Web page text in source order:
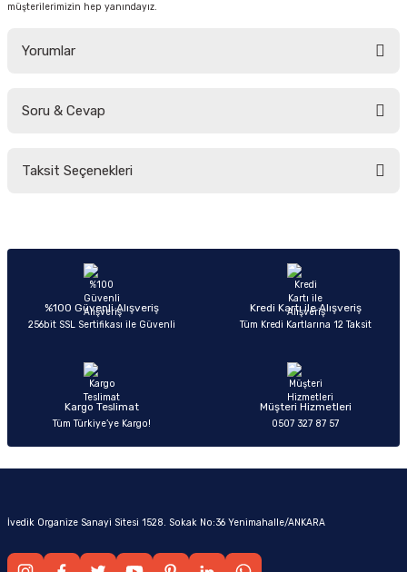
müşterilerimizin hep yanındayız.
Yorumlar
Soru & Cevap
Taksit Seçenekleri
%100 Güvenli Alışveriş
256bit SSL Sertifikası ile Güvenli
Kredi Kartı ile Alışveriş
Tüm Kredi Kartlarına 12 Taksit
Kargo Teslimat
Tüm Türkiye’ye Kargo!
Müşteri Hizmetleri
0507 327 87 57
İvedik Organize Sanayi Sitesi 1528. Sokak No:36 Yenimahalle/ANKARA